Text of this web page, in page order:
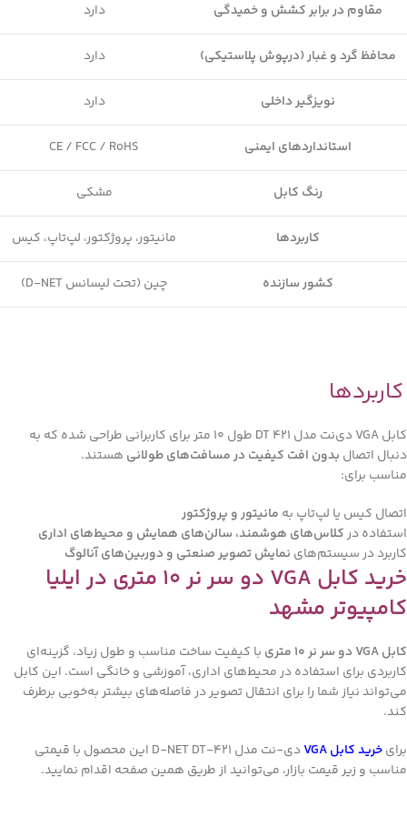
مقاوم در برابر کشش و خمیدگی دارد
محافظ گرد و غبار (درپوش پلاستیکی) دارد
نویزگیر داخلی دارد
استانداردهای ایمنی CE / FCC / RoHS
رنگ کابل مشکی
کاربردها مانیتور، پروژکتور، لپ‌تاپ، کیس
کشور سازنده چین (تحت لیسانس D-NET)
کاربردها
کابل VGA دی‌نت مدل DT 421 طول 10 متر برای کاربرانی طراحی شده که به
دنبال اتصال بدون افت کیفیت در مسافت‌های طولانی هستند.
مناسب برای:
اتصال کیس یا لپ‌تاپ به مانیتور و پروژکتور
استفاده درکلاس‌های هوشمند، سالن‌های همایش و محیط‌های اداری
کاربرد در سیستم‌های نمایش تصویر صنعتی و دوربین‌های آنالوگ
خرید کابل VGA دو سر نر ۱۰ متری در ایلیا
کامپیوتر مشهد
کابل VGA دو سر نر ۱۰ متری
با کیفیت ساخت مناسب و طول زیاد، گزینه‌ای
کاربردی برای استفاده در محیط‌های اداری، آموزشی و خانگی است. این کابل
می‌تواند نیاز شما را برای انتقال تصویر در فاصله‌های بیشتر به‌خوبی برطرف
کند.
برایخرید کابل VGA
دی-نت مدل D-NET DT-421 این محصول با قیمتی
مناسب و زیر قیمت بازار، می‌توانید از طریق همین صفحه اقدام نمایید.